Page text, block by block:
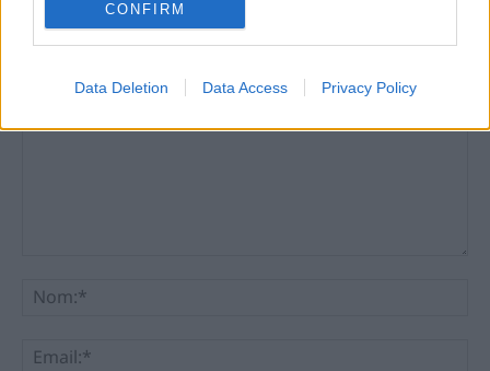
CONFIRM
Data Deletion Data Access Privacy Policy
DEIXA UNA RESPOSTA